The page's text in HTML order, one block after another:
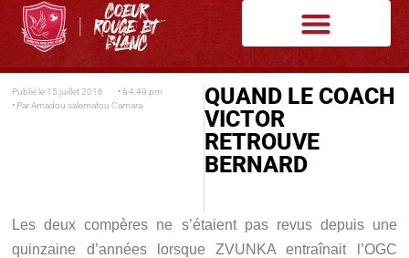
Publié le 15 juillet 2016 • à 4:49 pm
• ParAmadou salematou Camara
QUAND LE COACH
VICTOR
RETROUVE
BERNARD
Les deux compères ne s’étaient pas revus depuis une
quinzaine d’années lorsque ZVUNKA entraînait l’OGC